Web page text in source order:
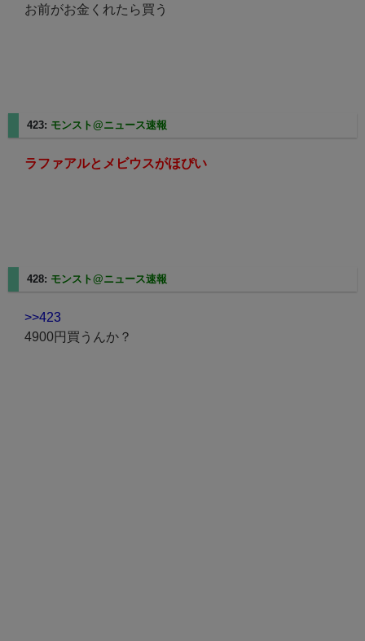
お前がお金くれたら買う
423: モンスト@ニュース速報
ラファアルとメビウスがほぴい
428: モンスト@ニュース速報
>>423
4900円買うんか？